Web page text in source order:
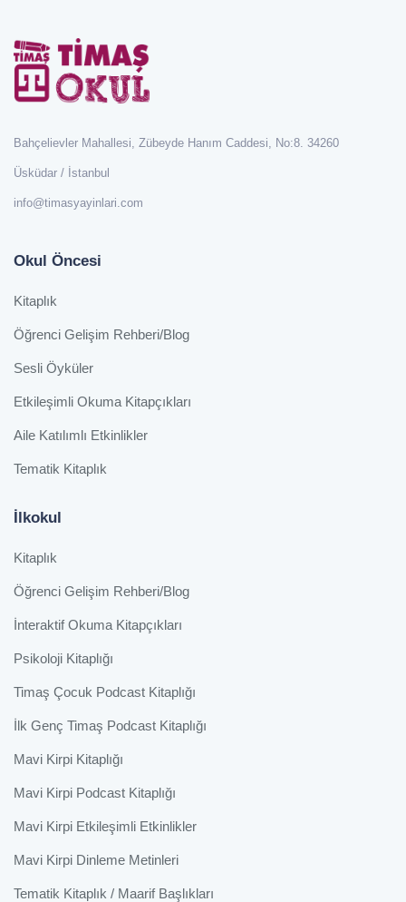
Bahçelievler Mahallesi, Zübeyde Hanım Caddesi, No:8. 34260
Üsküdar / İstanbul
info@timasyayinlari.com
Okul Öncesi
Kitaplık
Öğrenci Gelişim Rehberi/Blog
Sesli Öyküler
Etkileşimli Okuma Kitapçıkları
Aile Katılımlı Etkinlikler
Tematik Kitaplık
İlkokul
Kitaplık
Öğrenci Gelişim Rehberi/Blog
İnteraktif Okuma Kitapçıkları
Psikoloji Kitaplığı
Timaş Çocuk Podcast Kitaplığı
İlk Genç Timaş Podcast Kitaplığı
Mavi Kirpi Kitaplığı
Mavi Kirpi Podcast Kitaplığı
Mavi Kirpi Etkileşimli Etkinlikler
Mavi Kirpi Dinleme Metinleri
Tematik Kitaplık / Maarif Başlıkları